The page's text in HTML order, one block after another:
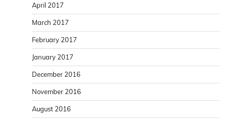
April 2017
March 2017
February 2017
January 2017
December 2016
November 2016
August 2016